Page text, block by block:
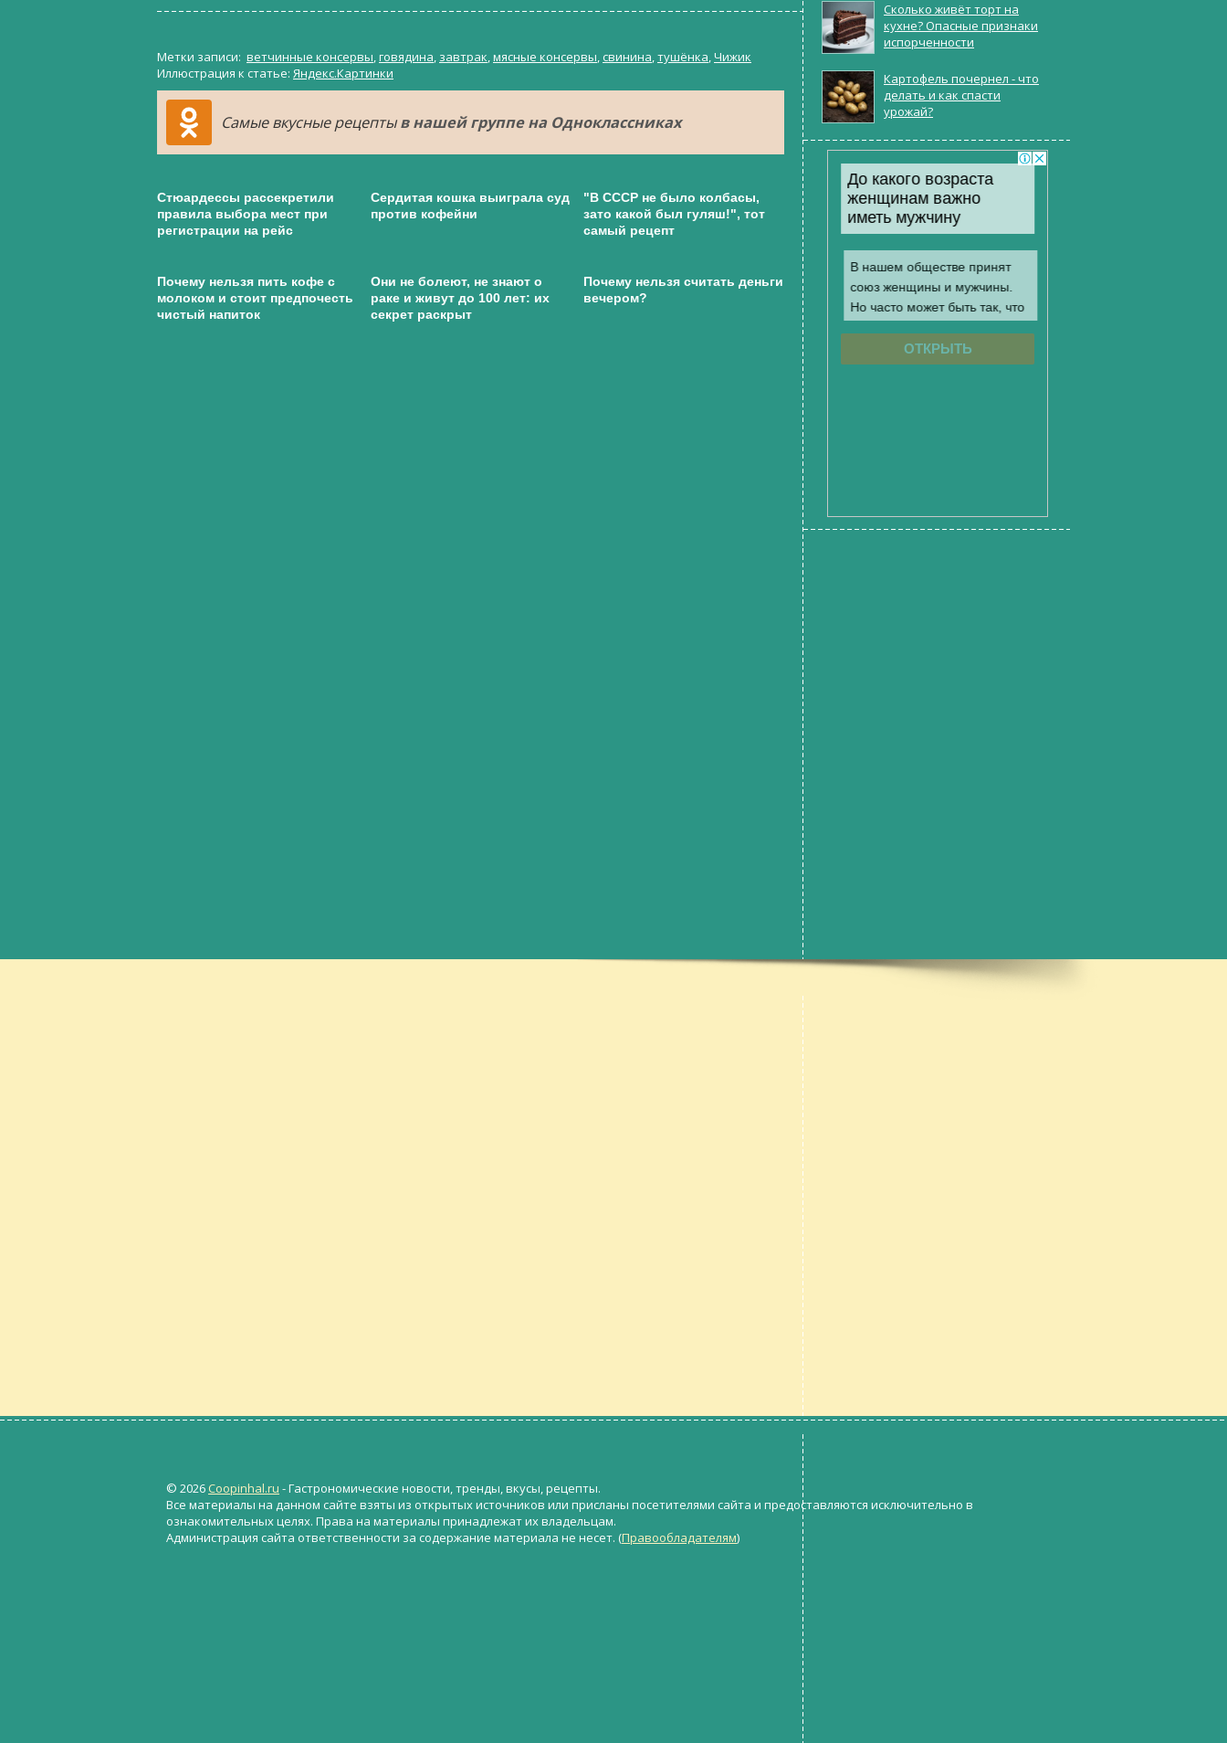
Сколько живёт торт на
кухне? Опасные признаки
испорченности
Картофель почернел - что
делать и как спасти
урожай?
Метки записи: ветчинные консервы,говядина, завтрак,мясные консервы,свинина,тушёнка,Чижик
Иллюстрация к статье: Яндекс.Картинки
Самые вкусные рецептыв нашей группе на Одноклассниках
Стюардессы рассекретили
правила выбора мест при
регистрации на рейс
Сердитая кошка выиграла суд
против кофейни
"В СССР не было колбасы,
зато какой был гуляш!", тот
самый рецепт
Почему нельзя пить кофе с
молоком и стоит предпочесть
чистый напиток
Они не болеют, не знают о
раке и живут до 100 лет: их
секрет раскрыт
Почему нельзя считать деньги
вечером?
© 2026Coopinhal.ru - Гастрономические новости, тренды, вкусы, рецепты.
Все материалы на данном сайте взяты из открытых источников или присланы посетителями сайта и предоставляются исключительно в
ознакомительных целях. Права на материалы принадлежат их владельцам.
Администрация сайта ответственности за содержание материала не несет. (Правообладателям)